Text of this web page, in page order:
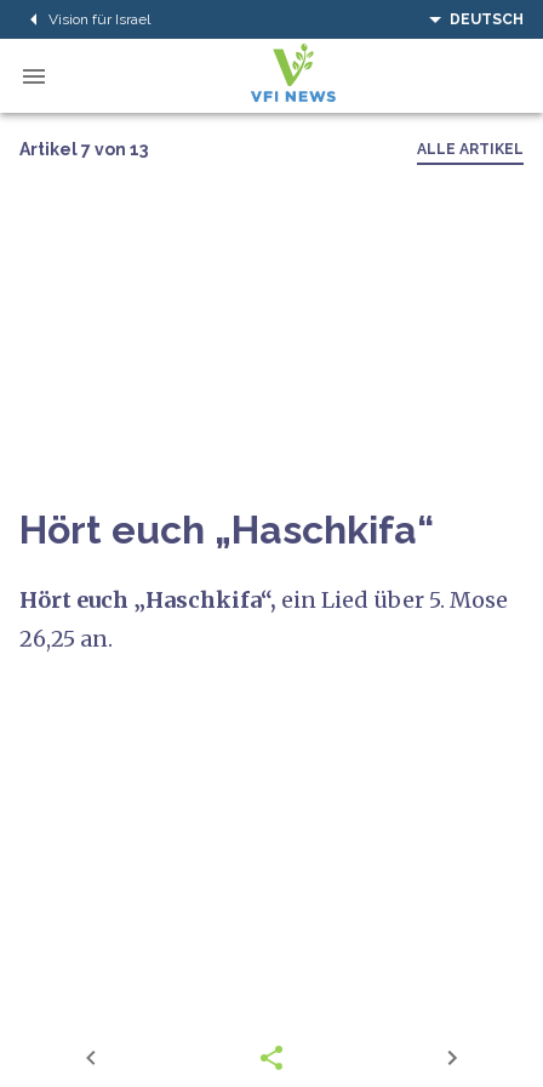
Vision für Israel DEUTSCH
Artikel 7 von 13 ALLE ARTIKEL
Hört euch „Haschkifa“
Hört euch „Haschkifa“, ein Lied über 5. Mose
26,25 an.